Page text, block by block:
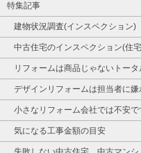
特集記事
建物状況調査(インスペクション)
中古住宅のインスペクション(住
リフォームは商品じゃないトー
デザインリフォームは担当者に嫌
小さなリフォーム会社では不安で
気になる工事金額の目安